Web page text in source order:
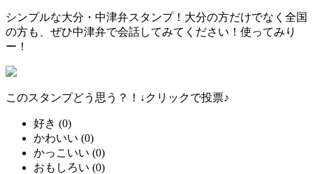
シンプルな大分・中津弁スタンプ！大分の方だけでなく全国
の方も、ぜひ中津弁で会話してみてください！使ってみり
ー！
このスタンプどう思う？！↓クリックで投票♪
好き (0)
かわいい (0)
かっこいい (0)
おもしろい (0)